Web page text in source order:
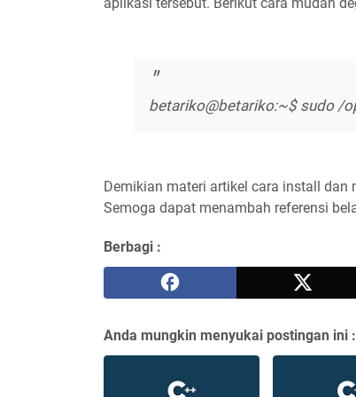
betariko@betariko:~$ sudo /
Demikian materi artikel cara install dan
Semoga dapat menambah referensi
Berbagi :
Anda mungkin menyukai postingan ini :